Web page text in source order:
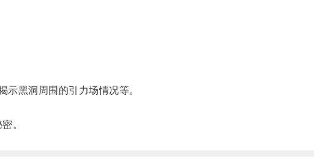
黑洞周围的引力场情况等。
。